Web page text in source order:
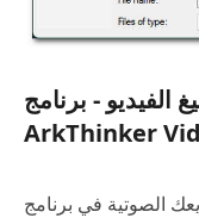
- برنامج
ArkThinker
الصوتية في برنامج